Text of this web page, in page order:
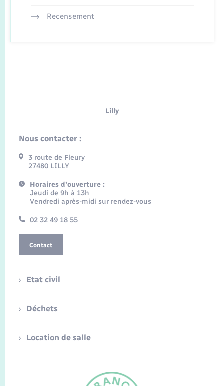
Recensement
Lilly
Nous contacter :
3 route de Fleury
27480 LILLY
Horaires d'ouverture :
Jeudi de 9h à 13h
Vendredi après-midi sur rendez-vous
02 32 49 18 55
Contact
Etat civil
Déchets
Location de salle